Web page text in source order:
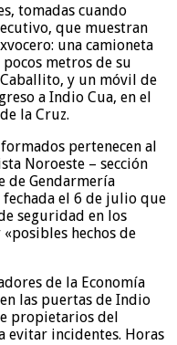
tomadas cuando
que muestran
una camioneta
metros de su
y un móvil de
a Indio Cua, en el
la Cruz.
pertenecen al
Noroeste – sección
de Gendarmería
el 6 de julio que
seguridad en los
hechos de
de la Economía
las puertas de Indio
propietarios del
evitar incidentes. Horas